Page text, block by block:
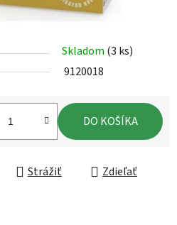
Skladom (3 ks)
9120018
DO KOŠÍKA
Strážiť Zdieľať